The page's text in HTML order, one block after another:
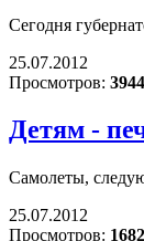
Сегодня
25.07.2012
Просмотров: 3944
Детям -
Самолеты,
25.07.2012
Просмотров: 1682